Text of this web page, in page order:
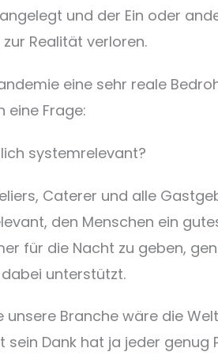
und der Ein oder
Realität verloren.
eine sehr reale
eine Frage:
systemrelevant?
Caterer und alle
den Menschen ein
für die Nacht zu geben,
unterstützt.
unsere Branche wäre die
Dank hat ja jeder genug